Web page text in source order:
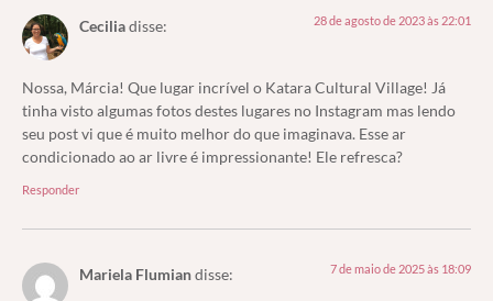
Ceciliadisse: 28 de agosto de 2023 às 22:01
Nossa, Márcia! Que lugar incrível o Katara Cultural Village! Já
tinha visto algumas fotos destes lugares no Instagram mas lendo
seu post vi que é muito melhor do que imaginava. Esse ar
condicionado ao ar livre é impressionante! Ele refresca?
Responder
Mariela Flumiandisse: 7 de maio de 2025 às 18:09